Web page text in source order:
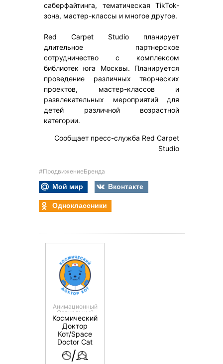
саберфайтинга, тематическая TikTok-
зона, мастер-классы и многое другое.
Red Carpet Studio планирует
длительное партнерское
сотрудничество с комплексом
библиотек юга Москвы. Планируется
проведение различных творческих
проектов, мастер-классов и
развлекательных мероприятий для
детей различной возрастной
категории.
Сообщает пресс-служба Red Carpet
Studio
#ПродвижениеБренда
Мой мир
Вконтакте
Одноклассники
Анимационный
Сериальный
Космический
Доктор
Кот/Space
Doctor Cat
/